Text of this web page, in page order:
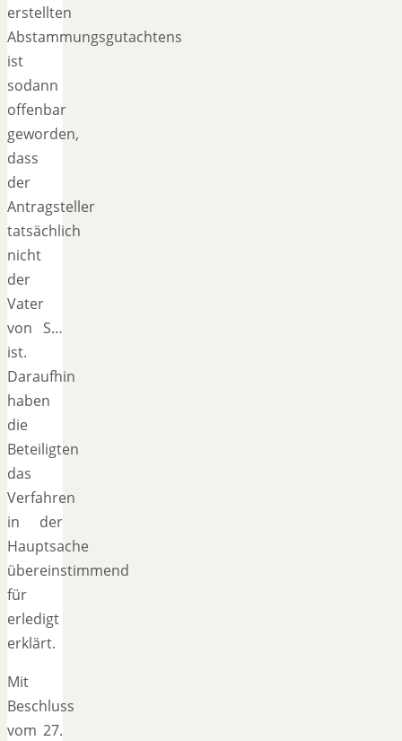
erstellten
Abstammungsgutachtens
ist
sodann
offenbar
geworden,
dass
der
Antragsteller
tatsächlich
nicht
der
Vater
von S…
ist.
Daraufhin
haben
die
Beteiligten
das
Verfahren
in der
Hauptsache
übereinstimmend
für
erledigt
erklärt.
Mit
Beschluss
vom 27.